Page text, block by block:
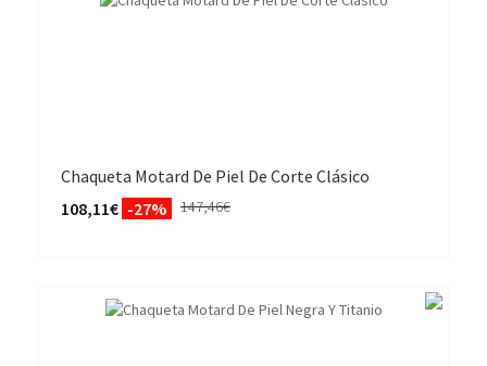
Chaqueta Motard De Piel De Corte Clásico
108,11€ -27% 147,46€